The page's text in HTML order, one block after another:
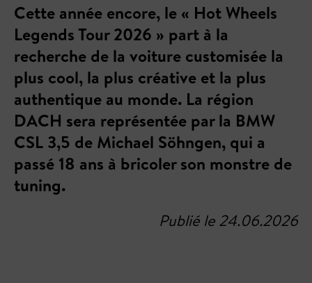
Cette année encore, le « Hot Wheels
Legends Tour 2026 » part à la
recherche de la voiture customisée la
plus cool, la plus créative et la plus
authentique au monde. La région
DACH sera représentée par la BMW
CSL 3,5 de Michael Söhngen, qui a
passé 18 ans à bricoler son monstre de
tuning.
Publié le 24.06.2026